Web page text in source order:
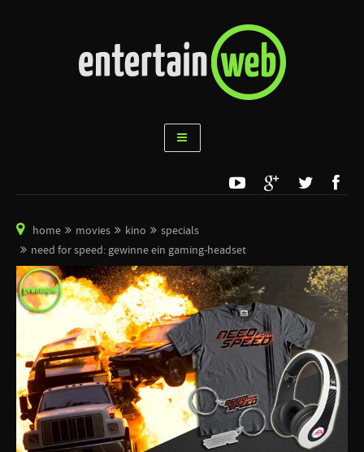
home movies kino
specials
need for speed: gewinne ein gaming-headset